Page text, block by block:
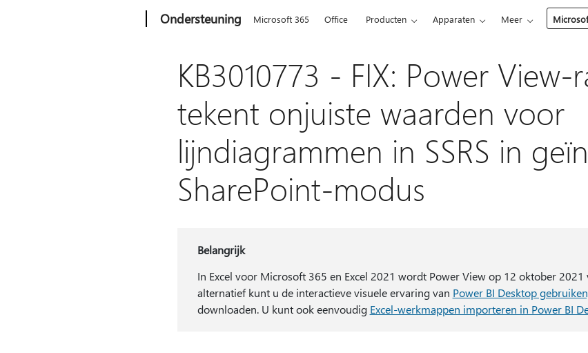
Ondersteuning Microsoft 365 Office Producten Apparaten Meer
KB3010773 - FIX: Power
tekent onjuiste waarden voor
lijndiagrammen in SSRS in
SharePoint-modus
Belangrijk
In Excel voor Microsoft 365 en Excel 2021 wordt Power View op 12 oktober 2021
alternatief kunt u de interactieve visuele ervaring van Power BI Desktop
downloaden. U kunt ook eenvoudig Excel-werkmappen importeren in Power BI